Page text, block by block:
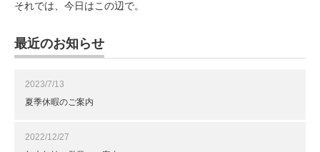
それでは、今日はこの辺で。
最近のお知らせ
2023/7/13
夏季休暇のご案内
2022/12/27